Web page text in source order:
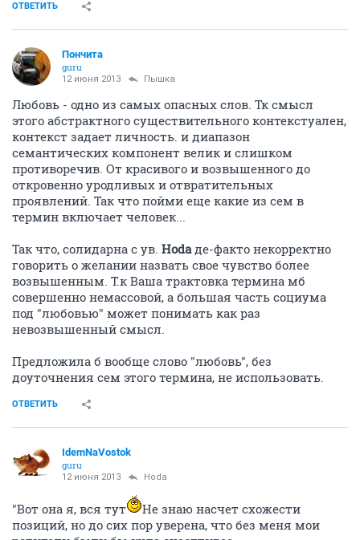
ОТВЕТИТЬ
Пончита
guru
12 июня 2013 Пышка
Любовь - одно из самых опасных слов. Тк смысл
этого абстрактного существительного контекстуален,
контекст задает личность. и диапазон
семантических компонент велик и слишком
противоречив. От красивого и возвышенного до
откровенно уродливых и отвратительных
проявлений. Так что пойми еще какие из сем в
термин включает человек...
Так что, солидарна с ув. Hodaде-факто некорректно
говорить о желании назвать свое чувство более
возвышенным. Т.к Ваша трактовка термина мб
совершенно немассовой, а большая часть социума
под "любовью" может понимать как раз
невозвышенный смысл.
Предложила б вообще слово "любовь", без
доуточнения сем этого термина, не использовать.
ОТВЕТИТЬ
IdemNaVostok
guru
12 июня 2013 Hoda
"Вот она я, вся тут
Не знаю насчет схожести
позиций, но до сих пор уверена, что без меня мои